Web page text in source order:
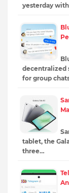
yesterday
decentralized
for group
tablet, the
three…